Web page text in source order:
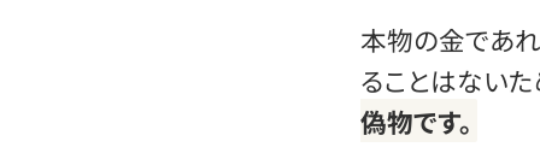
本物の金であ
ることはないた
偽物です。